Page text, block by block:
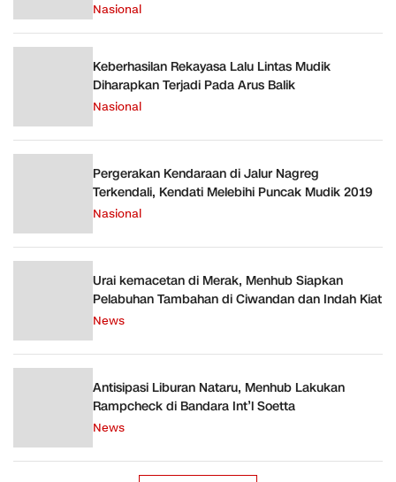
Nasional
Keberhasilan Rekayasa Lalu Lintas Mudik
Diharapkan Terjadi Pada Arus Balik
Nasional
Pergerakan Kendaraan di Jalur Nagreg
Terkendali, Kendati Melebihi Puncak Mudik 2019
Nasional
Urai kemacetan di Merak, Menhub Siapkan
Pelabuhan Tambahan di Ciwandan dan Indah Kiat
News
Antisipasi Liburan Nataru, Menhub Lakukan
Rampcheck di Bandara Int’l Soetta
News